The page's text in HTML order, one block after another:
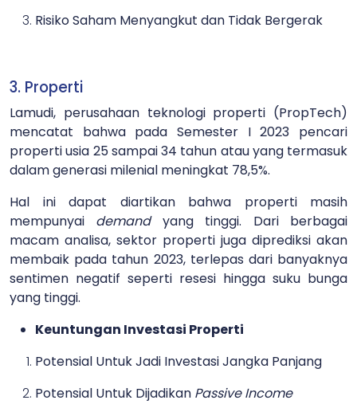
Risiko Saham Menyangkut dan Tidak Bergerak
3. Properti
Lamudi, perusahaan teknologi properti (PropTech)
mencatat bahwa pada Semester I 2023 pencari
properti usia 25 sampai 34 tahun atau yang termasuk
dalam generasi milenial meningkat 78,5%.
Hal ini dapat diartikan bahwa properti masih
mempunyai demandyang tinggi. Dari berbagai
macam analisa, sektor properti juga diprediksi akan
membaik pada tahun 2023, terlepas dari banyaknya
sentimen negatif seperti resesi hingga suku bunga
yang tinggi.
Keuntungan Investasi Properti
Potensial Untuk Jadi Investasi Jangka Panjang
Potensial Untuk Dijadikan Passive Income